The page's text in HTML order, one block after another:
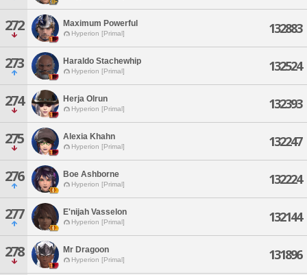
272 Maximum Powerful
Hyperion [Primal] 132883
273 Haraldo Stachewhip
Hyperion [Primal] 132524
274 Herja Olrun
Hyperion [Primal] 132393
275 Alexia Khahn
Hyperion [Primal] 132247
276 Boe Ashborne
Hyperion [Primal] 132224
277 E'nijah Vasselon
Hyperion [Primal] 132144
278 Mr Dragoon
Hyperion [Primal] 131896